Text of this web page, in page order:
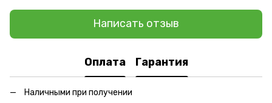
Написать отзыв
Оплата Гарантия
Наличными при получении